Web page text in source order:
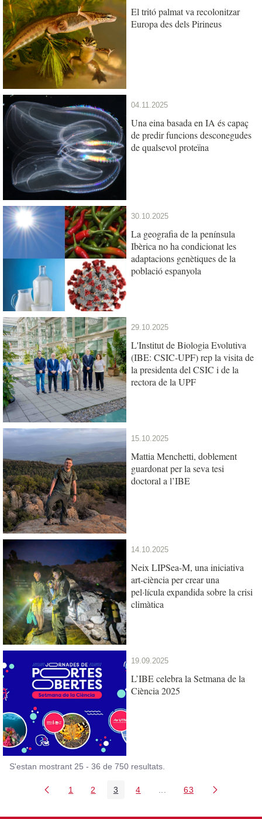
El tritó palmat va recolonitzar
Europa des dels Pirineus
04.11.2025
Una eina basada en IA és capaç
de predir funcions desconegudes
de qualsevol proteïna
30.10.2025
La geografia de la península
Ibèrica no ha condicionat les
adaptacions genètiques de la
població espanyola
29.10.2025
L'Institut de Biologia Evolutiva
(IBE: CSIC-UPF) rep la visita de
la presidenta del CSIC i de la
rectora de la UPF
15.10.2025
Mattia Menchetti, doblement
guardonat per la seva tesi
doctoral a l’IBE
14.10.2025
Neix LIPSea-M, una iniciativa
art-ciència per crear una
pel·lícula expandida sobre la crisi
climàtica
19.09.2025
L’IBE celebra la Setmana de la
Ciència 2025
S'estan mostrant 25 - 36 de 750 resultats.
Pàgina
1 Pàgina
2 Pàgina
3 Pàgina
4 Pàgines intermèdies
Pàgina
63